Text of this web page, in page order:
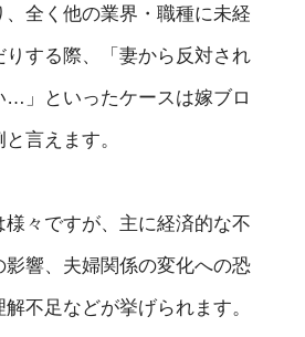
全く他の業界・職種に未経
する際、「妻から反対され
…」といったケースは嫁ブロ
言えます。
々ですが、主に経済的な不
響、夫婦関係の変化への恐
不足などが挙げられます。